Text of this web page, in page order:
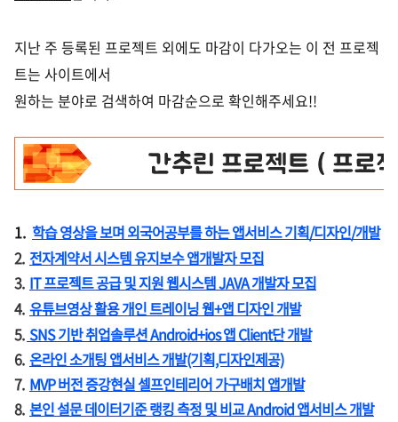
지난 주 등록된 프로젝트 외에도 마감이 다가오는 이 전 프로젝
트는 사이트에서
원하는 분야로 검색하여 마감순으로 확인해주세요!!
1. 학습 영상을 보며 외국어공부를 하는 앱서비스 기획/디자인/개발
2. 전자계약서 시스템 유지보수 앱개발자 모집
3. IT 프로젝트 공급 및 지원 웹시스템 JAVA 개발자 모집
4. 유튜브영상 활용 개인 트레이닝 웹+앱 디자인 개발
5. SNS 기반 취업솔루션 Android+ios 앱 Client단 개발
6. 온라인 소개팅 앱서비스 개발(기획,디자인제공)
7. MVP 버전 증강현실 셀프인테리어 가구배치 앱개발
8. 본인 설문 데이터기준 랭킹 측정 및 비교 Android 앱서비스 개발